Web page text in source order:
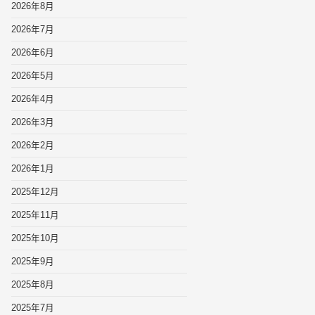
2026年8月
2026年7月
2026年6月
2026年5月
2026年4月
2026年3月
2026年2月
2026年1月
2025年12月
2025年11月
2025年10月
2025年9月
2025年8月
2025年7月